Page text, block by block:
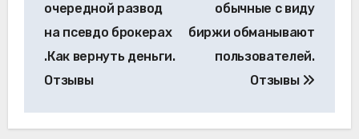
очередной развод
на псевдо брокерах
.Как вернуть деньги.
Отзывы
обычные с виду
биржи обманывают
пользователей.
Отзывы